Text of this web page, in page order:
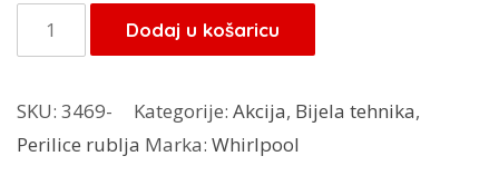
je:
899,00 KM.
Whirlpool
perilica
FFB
8469
Dodaj u košaricu
SKU: 3469- Kategorije: Akcija, Bijela tehnika,
Perilice rublja Marka: Whirlpool